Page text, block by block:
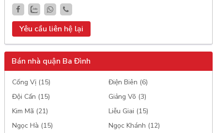
Yêu cầu liên hệ lại
Bán nhà quận Ba Đình
Cống Vị (15)
Điện Biên (6)
Đội Cấn (15)
Giảng Võ (3)
Kim Mã (21)
Liễu Giai (15)
Ngọc Hà (15)
Ngọc Khánh (12)